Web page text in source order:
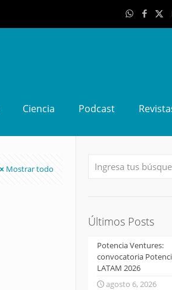
Ciencia Podcast
Mostrar todo
Últimos Posts
Potencia Ventures:
convocatoria
LATAM 2026
agosto 6, 2026